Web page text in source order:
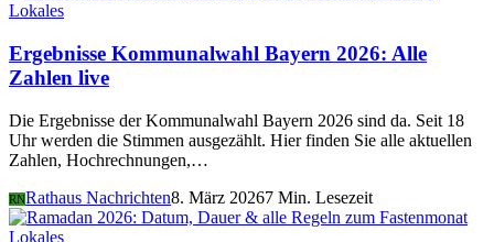
Lokales
Ergebnisse Kommunalwahl Bayern 2026: Alle
Zahlen live
Die Ergebnisse der Kommunalwahl Bayern 2026 sind da. Seit 18
Uhr werden die Stimmen ausgezählt. Hier finden Sie alle aktuellen
Zahlen, Hochrechnungen,…
RNRathaus Nachrichten8. März 20267 Min. Lesezeit
Lokales